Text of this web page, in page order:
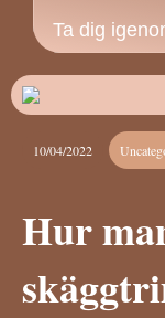
Ta dig
10/04/2022
Hur